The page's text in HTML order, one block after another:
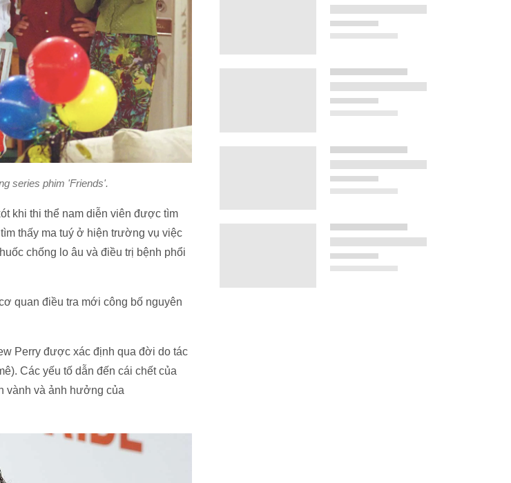
series phim 'Friends'.
khi thi thể nam diễn viên được tìm
thấy ma tuý ở hiện trường vụ việc
chống lo âu và điều trị bệnh phổi
quan điều tra mới công bố nguyên
Perry được xác định qua đời do tác
Các yếu tố dẫn đến cái chết của
vành và ảnh hưởng của